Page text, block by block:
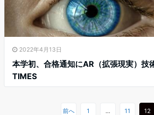
2022年4月13日
本学初、合格通知にAR（拡張現実）技
TIMES
前へ 1 … 11 12